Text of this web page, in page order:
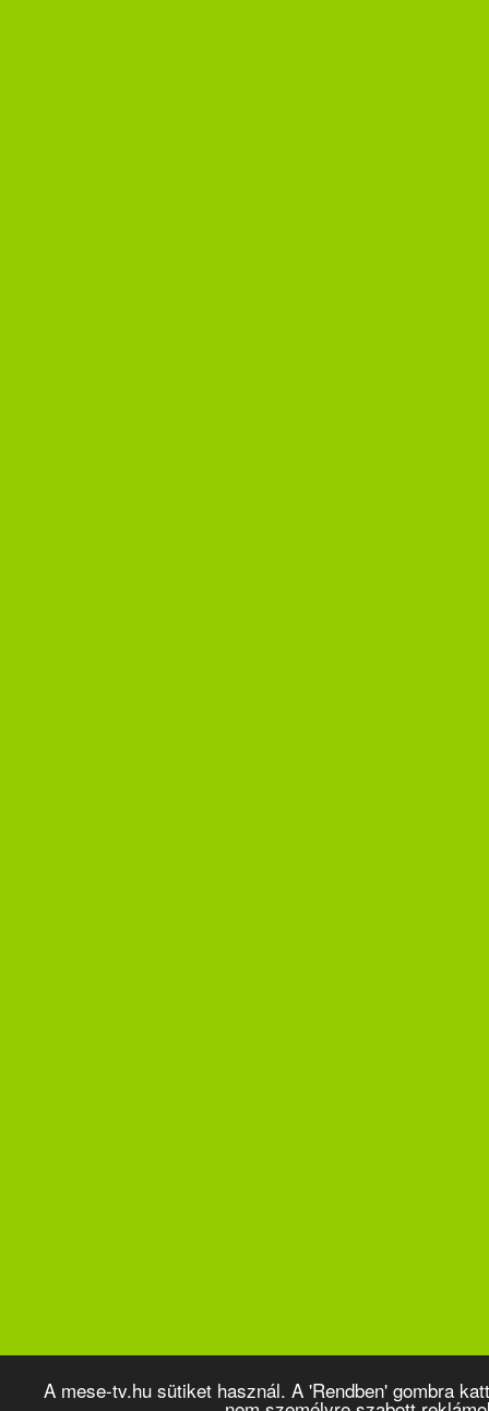
A mese-tv.hu sütiket használ. A 'Rendben' gombra